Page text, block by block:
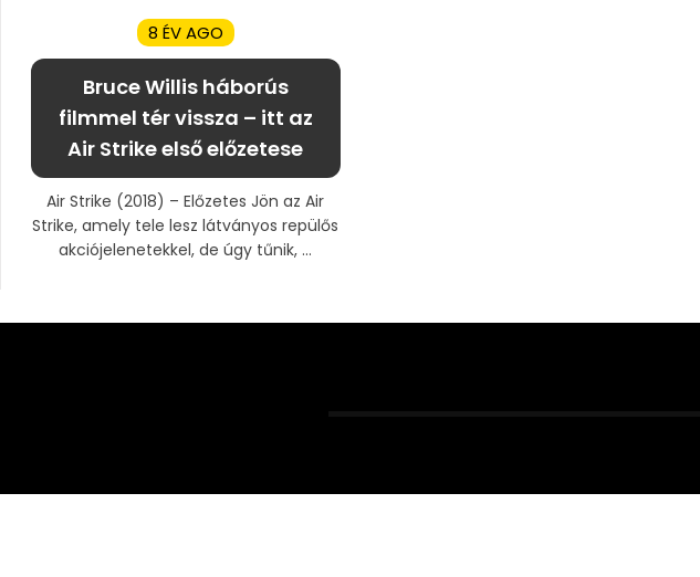
8 ÉV AGO
Bruce Willis háborús
filmmel tér vissza – itt az
Air Strike első előzetese
Air Strike (2018) – Előzetes Jön az Air
Strike, amely tele lesz látványos repülős
akciójelenetekkel, de úgy tűnik, ...